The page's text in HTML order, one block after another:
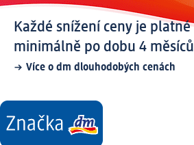
Každé snížení ceny je platné
minimálně po dobu 4 měsíců
Více o dm dlouhodobých cenách